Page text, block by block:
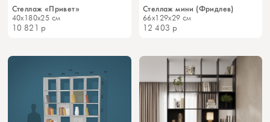
Стеллаж «Привет»
40x180x25 см
10 821 р
Стеллаж мини (Фридлев)
66x129x29 см
12 403 р